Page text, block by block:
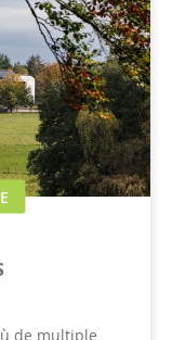
de multiple